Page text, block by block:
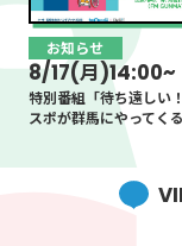
お知らせ
8/17(月)14:00~
特別番組「待ち遠しい
スポが群馬にやってくる
お知らせ
発売日 7/2(木)
バカタオル2026